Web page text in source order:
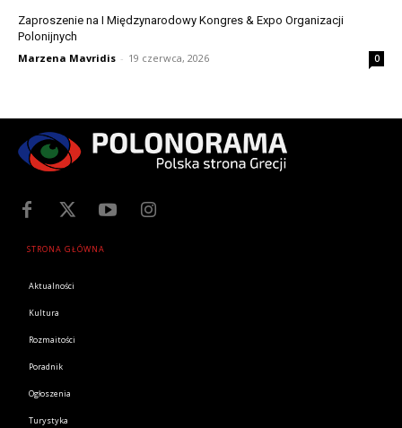
Zaproszenie na I Międzynarodowy Kongres & Expo Organizacji
Polonijnych
Marzena Mavridis - 19 czerwca, 2026 0
STRONA GŁÓWNA
Aktualności
Kultura
Rozmaitości
Poradnik
Ogłoszenia
Turystyka